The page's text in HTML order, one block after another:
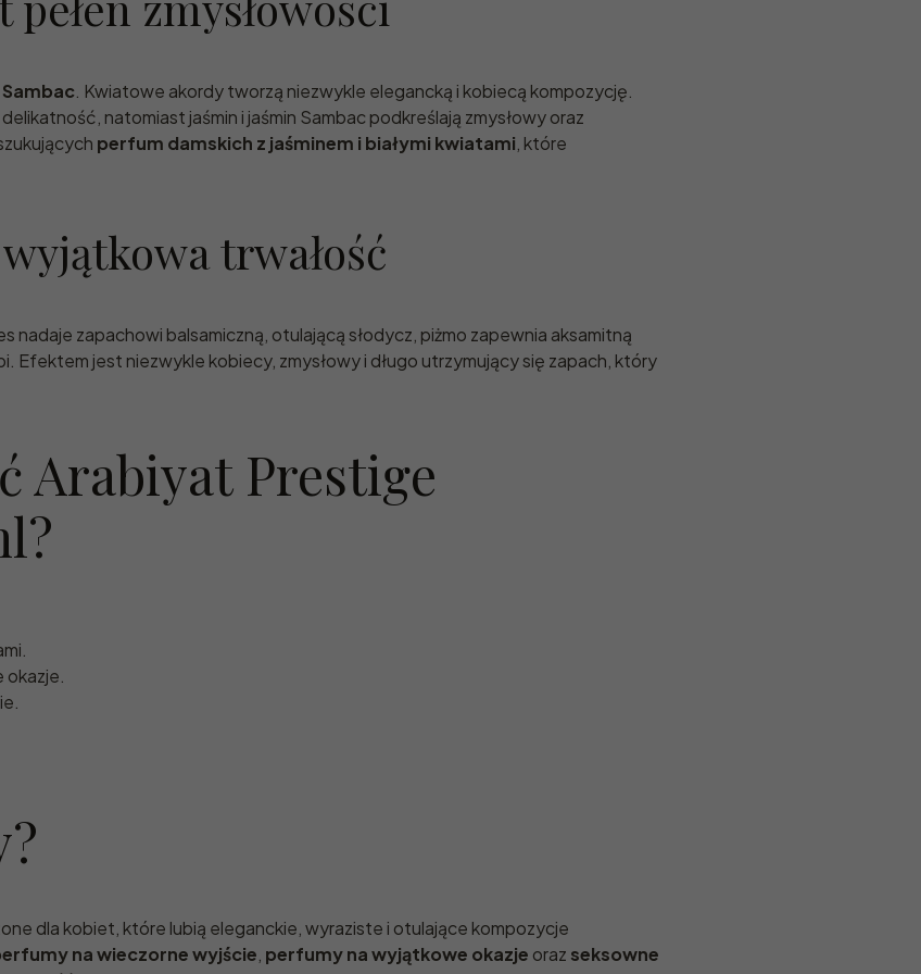
. Kwiatowe akordy tworzą niezwykle elegancką i kobiecą kompozycję.
natomiast jaśmin i jaśmin Sambac podkreślają zmysłowy oraz
perfum damskich z jaśminem i białymi kwiatami , które
trwałość
nadaje zapachowi balsamiczną, otulającą słodycz, piżmo zapewnia aksamitną
Efektem jest niezwykle kobiecy, zmysłowy i długo utrzymujący się zapach, który
Arabiyat Prestige
dla kobiet, które lubią eleganckie, wyraziste i otulające kompozycje
na wieczorne wyjście, perfumy na wyjątkowe okazje oraz seksowne